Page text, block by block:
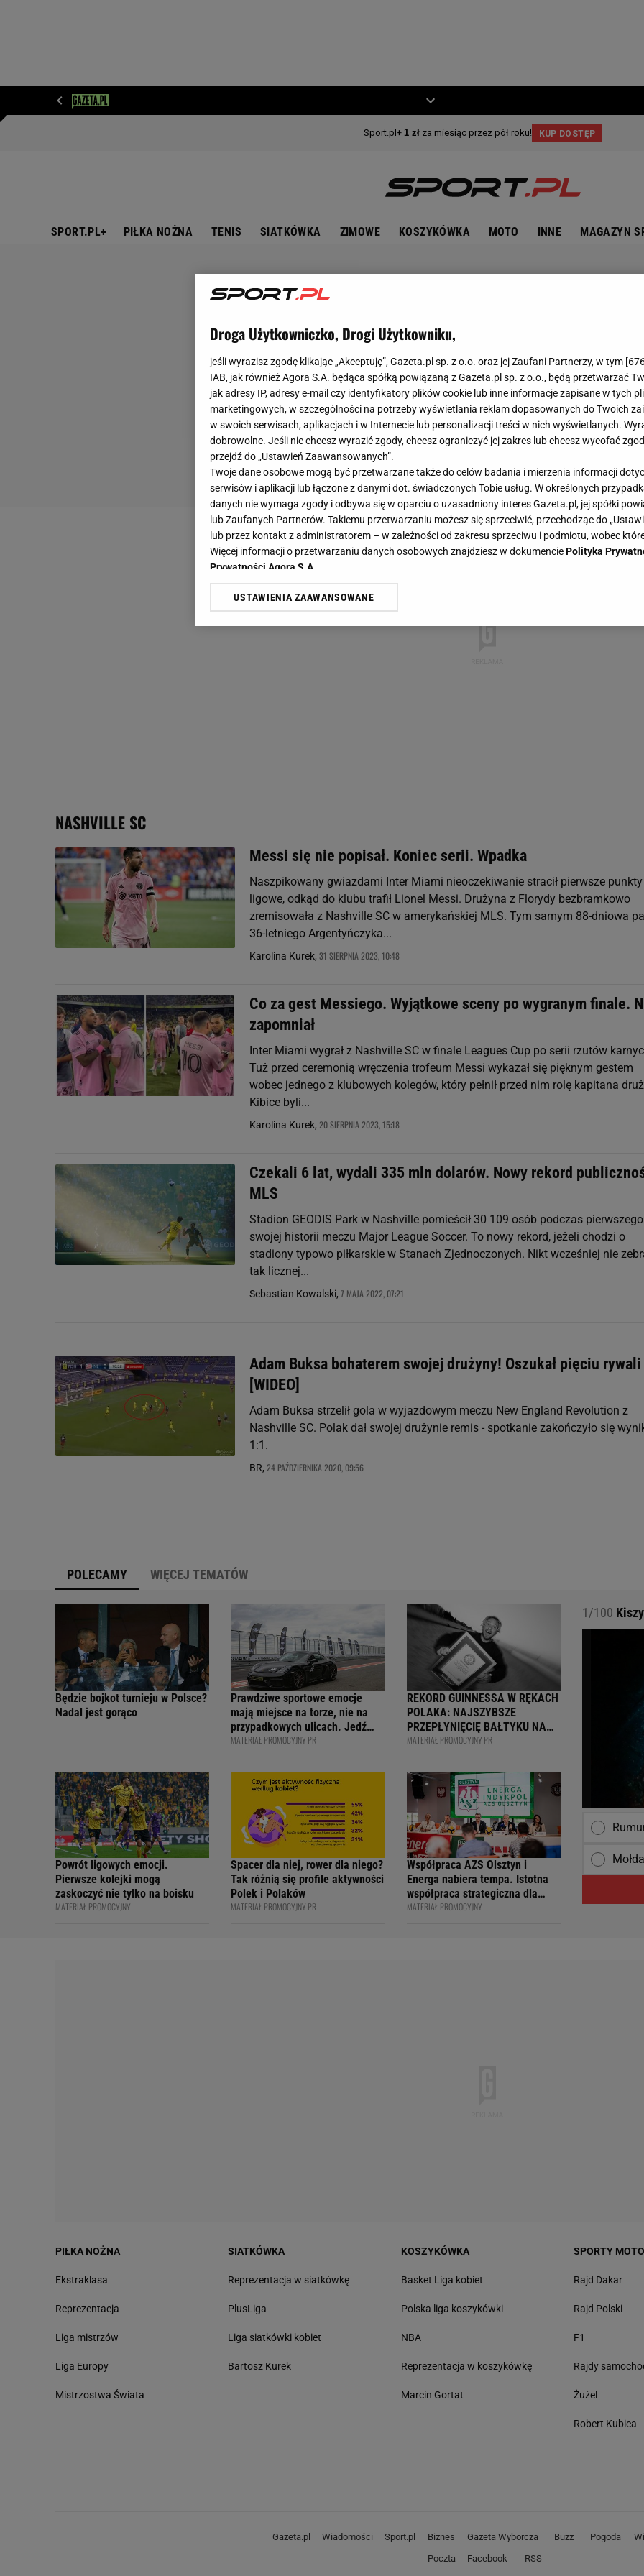
SPORT.PL+ PIŁKA NOŻNA TENIS SIATKÓWKA ZIMOWE KOSZYKÓWKA MOTO INNE MAGAZYN
NASHVILLE SC
Messi się nie popisał. Koniec serii. Wpadka
Naszpikowany gwiazdami Inter Miami nieoczekiwanie stracił pierwsze punkty
ligowe, odkąd do klubu trafił Lionel Messi. Drużyna z Florydy bezbramkowo
zremisowała z Nashville SC w amerykańskiej MLS. Tym samym 88-dniowa
36-letniego Argentyńczyka...
Karolina Kurek, 31 SIERPNIA 2023, 10:48
Co za gest Messiego. Wyjątkowe sceny po wygranym finale.
zapomniał
Inter Miami wygrał z Nashville SC w finale Leagues Cup po serii rzutów
Tuż przed ceremonią wręczenia trofeum Messi wykazał się pięknym gestem
wobec jednego z klubowych kolegów, który pełnił przed nim rolę kapitana
Kibice byli...
Karolina Kurek, 20 SIERPNIA 2023, 15:18
Czekali 6 lat, wydali 335 mln dolarów. Nowy rekord
MLS
Stadion GEODIS Park w Nashville pomieścił 30 109 osób podczas
swojej historii meczu Major League Soccer. To nowy rekord, jeżeli chodzi o
stadiony typowo piłkarskie w Stanach Zjednoczonych. Nikt wcześniej nie
tak licznej...
Sebastian Kowalski, 7 MAJA 2022, 07:21
Adam Buksa bohaterem swojej drużyny! Oszukał pięciu rywali
[WIDEO]
Adam Buksa strzelił gola w wyjazdowym meczu New England Revolution z
Nashville SC. Polak dał swojej drużynie remis - spotkanie zakończyło się
1:1.
BR, 24 PAŹDZIERNIKA 2020, 09:56
POLECAMY WIĘCEJ TEMATÓW
Będzie bojkot turnieju w Polsce?
Nadal jest gorąco
Prawdziwe sportowe emocje
mają miejsce na torze, nie na
przypadkowych ulicach. Jedź
bezpiecznie - apelują
internetowi twórcy na 4F Racing
Academy
MATERIAŁ PROMOCYJNY PR
REKORD GUINNESSA W RĘKACH
POLAKA: NAJSZYBSZE
PRZEPŁYNIĘCIĘ BAŁTYKU NA
DESCE WINDSURFINGOWEJ -
KSIĘGI
MATERIAŁ PROMOCYJNY PR
Powrót ligowych emocji.
Pierwsze kolejki mogą
zaskoczyć nie tylko na boisku
MATERIAŁ PROMOCYJNY
Spacer dla niej, rower dla niego?
Tak różnią się profile aktywności
Polek i Polaków
MATERIAŁ PROMOCYJNY PR
Współpraca AZS Olsztyn i
Energa nabiera tempa. Istotna
współpraca strategiczna dla
siatkarskiego klubu i marki
MATERIAŁ PROMOCYJNY
1/100
PIŁKA NOŻNA
Ekstraklasa
Reprezentacja
Liga mistrzów
Liga Europy
Mistrzostwa Świata
SIATKÓWKA
Reprezentacja w siatkówkę
PlusLiga
Liga siatkówki kobiet
Bartosz Kurek
KOSZYKÓWKA
Basket Liga kobiet
Polska liga koszykówki
NBA
Reprezentacja w koszykówkę
Marcin Gortat
SPORTY
Rajd Dakar
Rajd Polski
F1
Rajdy
Żużel
Robert Kubica
Gazeta.pl Wiadomości Sport.pl Biznes Gazeta Wyborcza Buzz Pogoda
Poczta
Facebook RSS
Droga Użytkowniczko, Drogi Użytkowniku,
jeśli wyrazisz zgodę klikając „Akceptuję”, Gazeta.pl sp. z o.o. oraz jej Zaufani Partnerzy, w tym [
IAB, jak również Agora S.A. będąca spółką powiązaną z Gazeta.pl sp. z o.o., będą przetwarzać
jak adresy IP, adresy e-mail czy identyfikatory plików cookie lub inne informacje zapisane w tych
marketingowych, w szczególności na potrzeby wyświetlania reklam dopasowanych do Twoich
w swoich serwisach, aplikacjach i w Internecie lub personalizacji treści w nich wyświetlanych.
dobrowolne. Jeśli nie chcesz wyrazić zgody, chcesz ograniczyć jej zakres lub chcesz wycofać
przejdź do „Ustawień Zaawansowanych”.
Twoje dane osobowe mogą być przetwarzane także do celów badania i mierzenia informacji
serwisów i aplikacji lub łączone z danymi dot. świadczonych Tobie usług. W określonych
danych nie wymaga zgody i odbywa się w oparciu o uzasadniony interes Gazeta.pl, jej spółki
lub Zaufanych Partnerów. Takiemu przetwarzaniu możesz się sprzeciwić, przechodząc do
lub przez kontakt z administratorem – w zależności od zakresu sprzeciwu i podmiotu, wobec
Więcej informacji o przetwarzaniu danych osobowych znajdziesz w dokumenciePolityka
Prywatności Agora S.A.
Klikając „Akceptuję” wyrażasz też zgodę na zainstalowanie i przechowywanie plików cookie
Zaufanych Partnerów i Agora S.A. na Twoim urządzeniu końcowym. Możesz w każdej chwili
USTAWIENIA ZAAWANSOWANE